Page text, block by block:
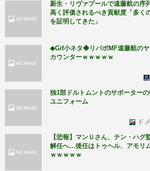
新生・リヴァプールで遠藤航の
高く評価されるべき貢献度「多く
を証明してきた」
◆Gif小ネタ◆リバポMF遠藤航の
カウンターｗｗｗｗｗ
独1部ドルトムントのサポーター
ユニフォーム
ド
【悲報】マンＵさん、テン・ハグ
解任へ…後任はトゥヘル、アモリ
ｗｗｗｗｗ